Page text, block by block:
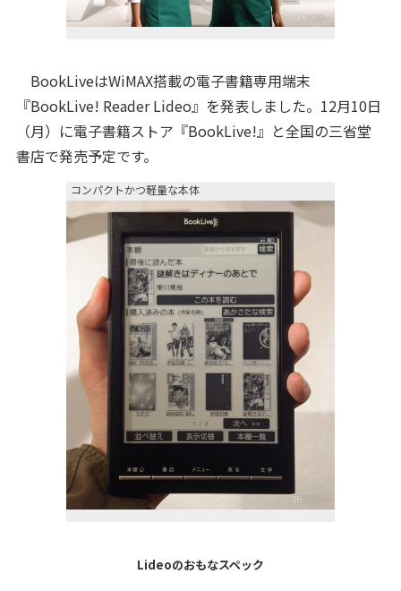
BookLiveはWiMAX搭載の電子書籍専用端末
『BookLive! Reader Lideo』を発表しました。12月10日
（月）に電子書籍ストア『BookLive!』と全国の三省堂
書店で発売予定です。
コンパクトかつ軽量な本体
Lideoのおもなスペック